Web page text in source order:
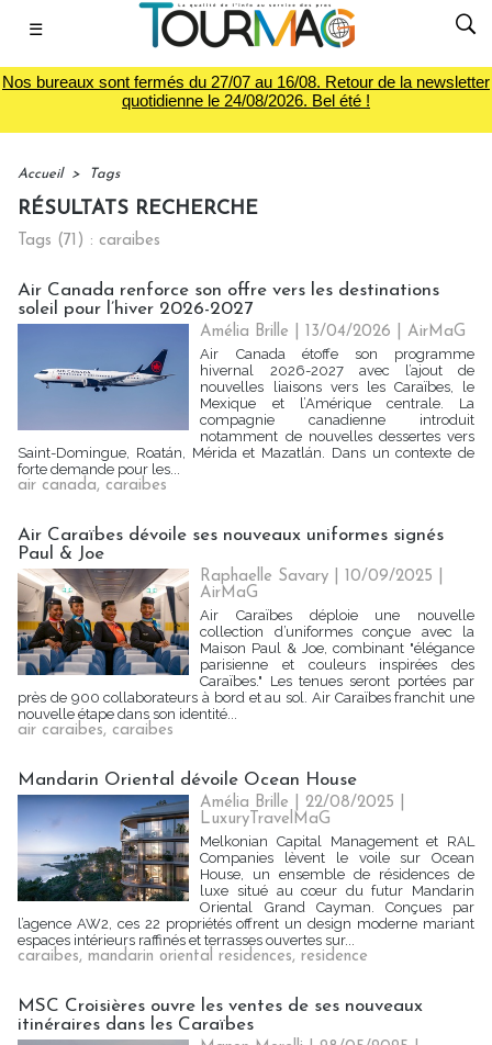
☰
Nos bureaux sont fermés du 27/07 au 16/08. Retour de la newsletter
quotidienne le 24/08/2026. Bel été !
Accueil > Tags
RÉSULTATS RECHERCHE
Tags (71) : caraibes
Air Canada renforce son offre vers les destinations
soleil pour l’hiver 2026-2027
Amélia Brille | 13/04/2026 |AirMaG
Air Canada étoffe son programme
hivernal 2026-2027 avec l’ajout de
nouvelles liaisons vers les Caraïbes, le
Mexique et l’Amérique centrale. La
compagnie canadienne introduit
notamment de nouvelles dessertes vers
Saint-Domingue, Roatán, Mérida et Mazatlán. Dans un contexte de
forte demande pour les...
air canada, caraibes
Air Caraïbes dévoile ses nouveaux uniformes signés
Paul & Joe
Raphaelle Savary | 10/09/2025
AirMaG
Air Caraïbes déploie une nouvelle
collection d’uniformes conçue avec la
Maison Paul & Joe, combinant "élégance
parisienne et couleurs inspirées des
Caraïbes." Les tenues seront portées par
près de 900 collaborateurs à bord et au sol. Air Caraïbes franchit une
nouvelle étape dans son identité...
air caraibes, caraibes
Mandarin Oriental dévoile Ocean House
Amélia Brille | 22/08/2025
LuxuryTravelMaG
Melkonian Capital Management et RAL
Companies lèvent le voile sur Ocean
House, un ensemble de résidences de
luxe situé au cœur du futur Mandarin
Oriental Grand Cayman. Conçues par
l’agence AW2, ces 22 propriétés offrent un design moderne mariant
espaces intérieurs raffinés et terrasses ouvertes sur...
caraibes, mandarin oriental residences, residence
MSC Croisières ouvre les ventes de ses nouveaux
itinéraires dans les Caraïbes